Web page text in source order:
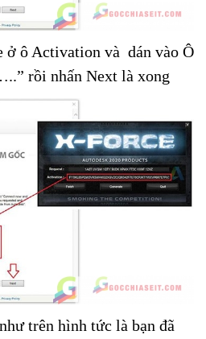
ở ô Activation và dán vào Ô
rồi nhấn Next là xong
trên hình tức là bạn đã